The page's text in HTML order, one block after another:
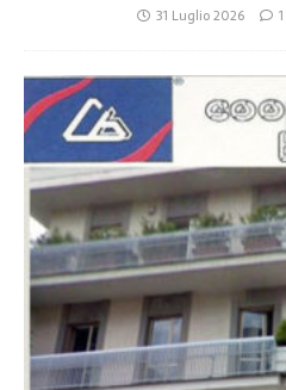
31 Luglio 2026 1